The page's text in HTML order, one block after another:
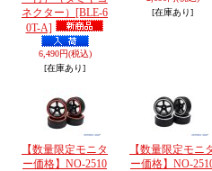
ネクター） [BLE-6
0T-A]
6,490円(税込)
[在庫あり]
[在庫あり]
【数量限定モニタ
ー価格】NO-2510
【数量限定モニ
ー価格】NO-